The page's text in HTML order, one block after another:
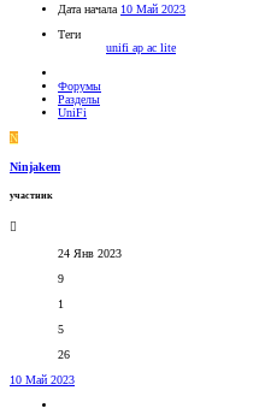
Дата начала 10 Май 2023
Теги
unifi ap ac lite
Форумы
Разделы
UniFi
N
Ninjakem
участник
24 Янв 2023
9
1
5
26
10 Май 2023